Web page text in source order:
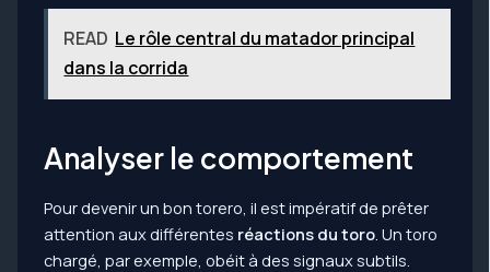
READ Le rôle central du matador principal
dans la corrida
Analyser le comportement
Pour devenir un bon torero, il est impératif de prêter
attention aux différentes réactions du toro. Un toro
chargé, par exemple, obéit à des signaux subtils.